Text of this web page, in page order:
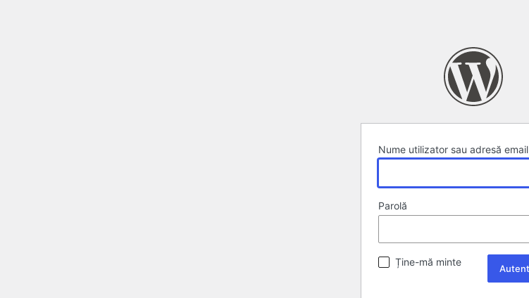
Nume utilizator sau adresă email
Parolă
Ține-mă minte